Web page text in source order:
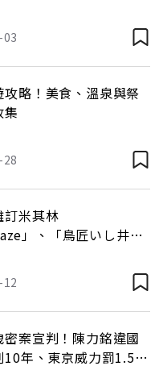
攻略！美食、溫泉與祭
集
訂米其林
」、「鳥匠いし井」
日本燒鳥為何能在全
密案宣判！陳力銘違國
10年、東京威力罰1.5億